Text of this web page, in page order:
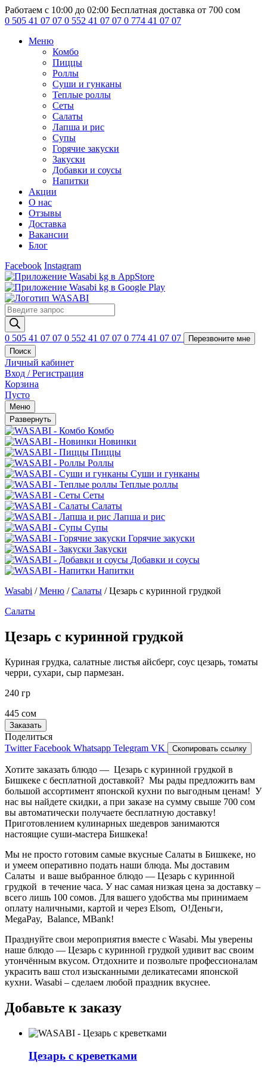
Работаем с 10:00 до 02:00 Бесплатная доставка от 700 сом
0 505 41 07 07 0 552 41 07 07 0 774 41 07 07
Меню
Комбо
Пиццы
Роллы
Суши и гунканы
Теплые роллы
Сеты
Салаты
Лапша и рис
Супы
Горячие закуски
Закуски
Добавки и соусы
Напитки
Акции
О нас
Отзывы
Доставка
Вакансии
Блог
Facebook Instagram
Поиск
товаров
0 505 41 07 07 0 552 41 07 07 0 774 41 07 07
Перезвоните мне
Поиск
Личный кабинет
Вход / Регистрация
Корзина
Пусто
Меню
Развернуть
Комбо
Новинки
Пиццы
Роллы
Суши и гунканы
Теплые роллы
Сеты
Салаты
Лапша и рис
Супы
Горячие закуски
Закуски
Добавки и соусы
Напитки
Wasabi /Меню /Салаты /Цезарь с куринной грудкой
Салаты
Цезарь с куринной грудкой
Куриная грудка, салатные листья айсберг, соус цезарь, томаты
черри, сухари, сыр пармезан.
240 гр
445 сом
Заказать
Поделиться
Twitter Facebook Whatsapp Telegram VK Скопировать ссылку
Хотите заказать блюдо — Цезарь с куринной грудкой в
Бишкеке с бесплатной доставкой? Мы рады предложить вам
большой ассортимент японской кухни по выгодным ценам! У
нас вы найдете скидки, а при заказе на сумму свыше 700 сом
вы автоматически получаете бесплатную доставку!
Приготовлением кулинарных шедевров занимаются
настоящие суши-мастера Бишкека!
Мы не просто готовим самые вкусные Салаты в Бишкеке, но
и умеем оперативно подать наши блюда. Мы доставим
Салаты и ваше выбранное блюдо — Цезарь с куринной
грудкой в течение часа. У нас самая низкая цена за доставку –
всего лишь 100 сомов. Для вашего удобства мы принимаем
оплату наличными, картой и через Elsom, О!Деньги,
MegaPay, Balance, MBank!
Празднуйте свои мероприятия вместе с Wasabi. Мы уверены
наше блюдо — Цезарь с куринной грудкой удивит вас своим
утончённым вкусом. Отдохните и позвольте профессионалам
украсить ваш стол изысканными деликатесами японской
кухни. Wasabi – сделаем любой праздник вкуснее.
Добавьте к заказу
Цезарь с креветками